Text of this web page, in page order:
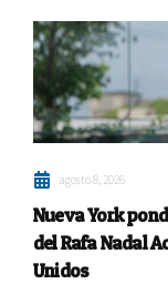
agosto 8, 2026
Nueva York
del Rafa Nadal
Unidos